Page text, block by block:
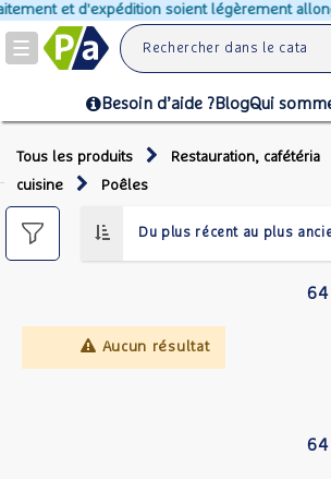
et d'expédition soient légèrement
Toggle
navigation
Besoin d’aide ?BlogQui
Tous les produits Restauration, cafétéria
cuisine
Poêles
Aucun résultat